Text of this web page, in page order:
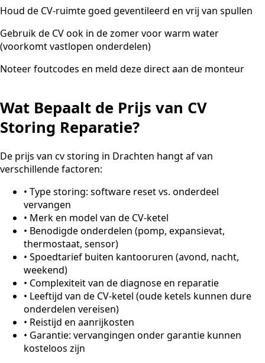
Houd de CV-ruimte goed geventileerd en vrij van spullen
Gebruik de CV ook in de zomer voor warm water
(voorkomt vastlopen onderdelen)
Noteer foutcodes en meld deze direct aan de monteur
Wat Bepaalt de Prijs van CV
Storing Reparatie?
De prijs van cv storing in Drachten hangt af van
verschillende factoren:
• Type storing: software reset vs. onderdeel
vervangen
• Merk en model van de CV-ketel
• Benodigde onderdelen (pomp, expansievat,
thermostaat, sensor)
• Spoedtarief buiten kantooruren (avond, nacht,
weekend)
• Complexiteit van de diagnose en reparatie
• Leeftijd van de CV-ketel (oude ketels kunnen dure
onderdelen vereisen)
• Reistijd en aanrijkosten
• Garantie: vervangingen onder garantie kunnen
kosteloos zijn